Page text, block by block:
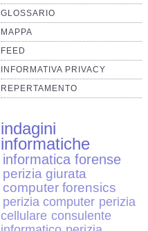
GLOSSARIO
MAPPA
FEED
INFORMATIVA PRIVACY
REPERTAMENTO
indagini
informatiche
informatica forense
perizia giurata
computer forensics
perizia computer perizia
cellulare consulente